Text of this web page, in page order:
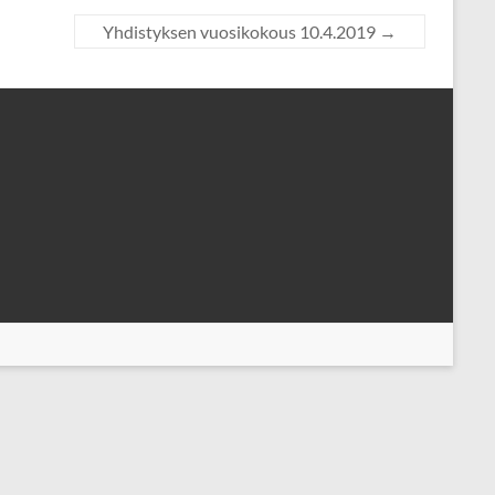
Yhdistyksen vuosikokous 10.4.2019 →